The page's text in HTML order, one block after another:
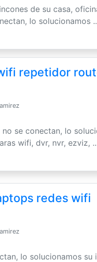
de su casa,
lo solucionamos
repetidor
se conectan, lo
wifi, dvr, nvr, ezviz,
redes wifi
lo solucionamos su